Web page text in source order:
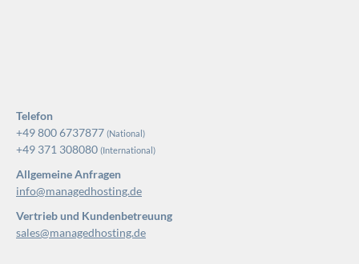
Telefon
+49 800 6737877 (National)
+49 371 308080 (International)
Allgemeine Anfragen
info@managedhosting.de
Vertrieb und Kundenbetreuung
sales@managedhosting.de